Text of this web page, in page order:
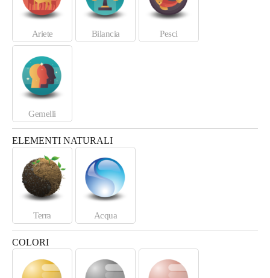
Ariete Bilancia Pesci
Gemelli
ELEMENTI NATURALI
Terra Acqua
COLORI